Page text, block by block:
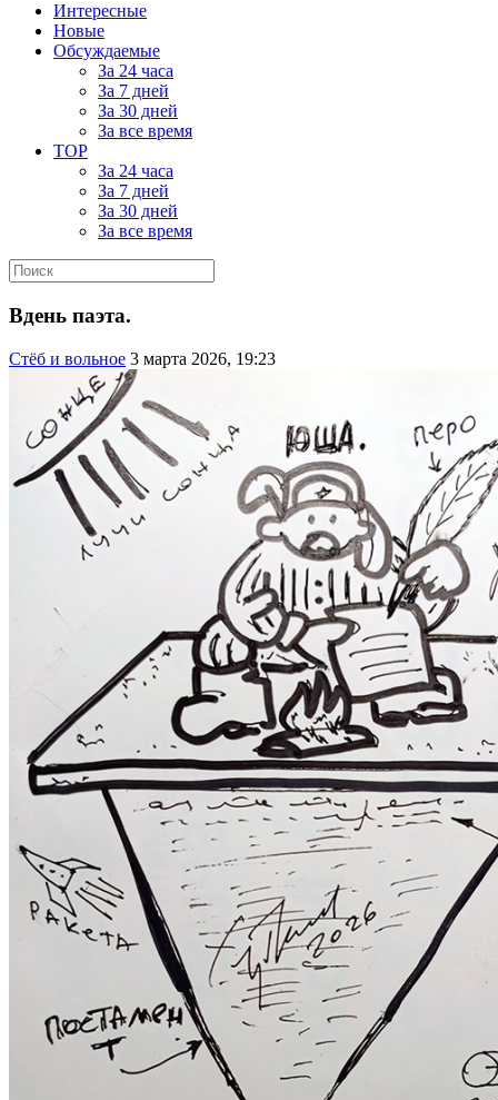
Интересные
Новые
Обсуждаемые
За 24 часа
За 7 дней
За 30 дней
За все время
TOP
За 24 часа
За 7 дней
За 30 дней
За все время
Вдень паэта.
Стёб и вольное 3 марта 2026, 19:23